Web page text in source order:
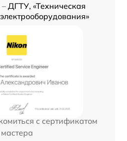
ДГТУ, «Техническая
с сертификатом
мастера